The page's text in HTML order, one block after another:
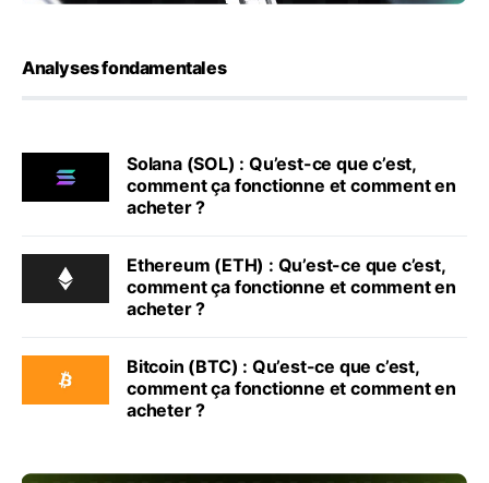
Analyses fondamentales
Solana (SOL) : Qu’est-ce que c’est,
comment ça fonctionne et comment en
acheter ?
Ethereum (ETH) : Qu’est-ce que c’est,
comment ça fonctionne et comment en
acheter ?
Bitcoin (BTC) : Qu’est-ce que c’est,
comment ça fonctionne et comment en
acheter ?